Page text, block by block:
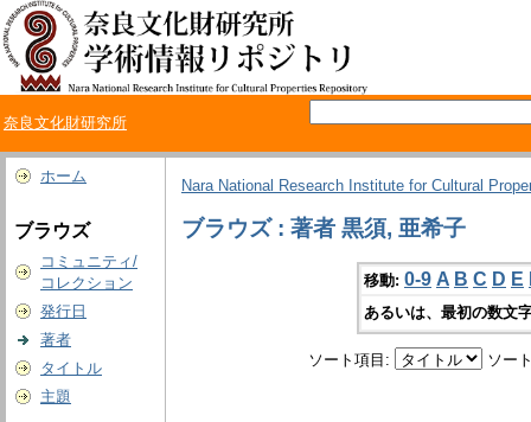
奈良文化財研究所
ホーム
ブラウズ
コミュニティ/
コレクション
発行日
著者
タイトル
主題
Nara National Research Institute for Cultural
ブラウズ : 著者 黒須, 亜希子
移動: 0-9 A B C D E
あるいは、最初の数文
ソート項目: ソー